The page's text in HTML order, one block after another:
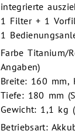
integrierte
1 Filter + 1
1
Farbe Titanium/
Angaben)
Breite: 160 mm,
Tiefe: 180 mm
Gewicht: 1,1 kg
Betriebsart: